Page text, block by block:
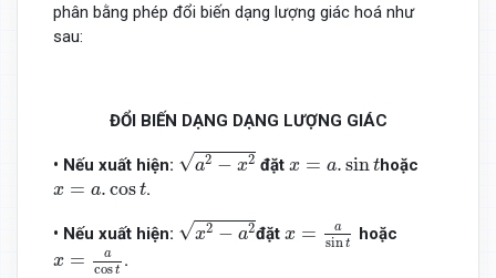
phân bằng phép đổi biến dạng lượng giác hoá như
sau:
ĐỔI BIẾN DẠNG DẠNG LƯỢNG GIÁC
• Nếu xuất hiện: √a2 − x2
2−x2
đặt x = a.sin t
x= sint hoặc
x = a.cost
x=a. cost .
• Nếu xuất hiện: √x2 − a2
2−a2
đặt x = a
sin t
sint hoặc
x = a
cost
cos .